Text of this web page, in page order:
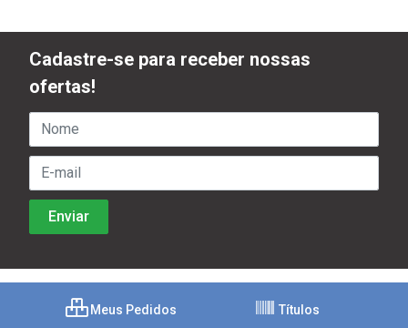
Cadastre-se para receber nossas
ofertas!
Meus Pedidos Títulos